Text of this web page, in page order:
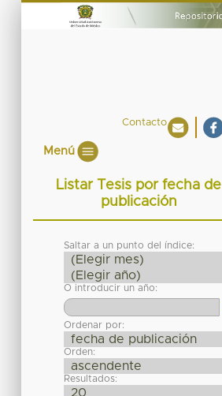
Contacto
Menú
Listar Tesis por fecha de
publicación
Saltar a un punto del índice:
O introducir un año:
Ordenar por:
Orden:
Resultados: